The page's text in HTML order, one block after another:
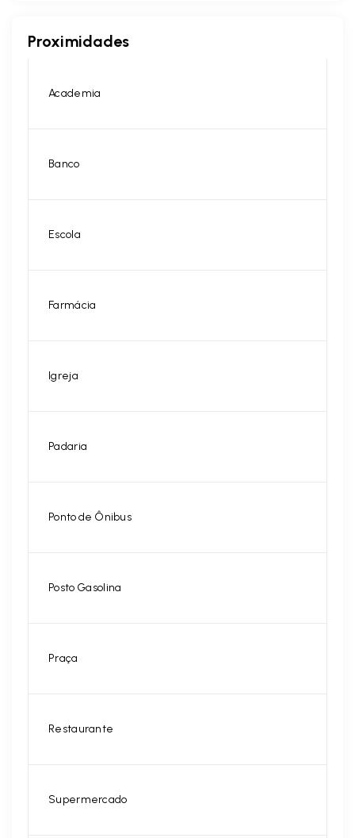
Proximidades
Academia
Banco
Escola
Farmácia
Igreja
Padaria
Ponto de Ônibus
Posto Gasolina
Praça
Restaurante
Supermercado